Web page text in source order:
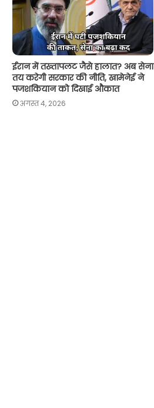
ईरान में तख्तापलट जैसे हालात? अब सेना
तय करेगी सरकार की नीति, खामेनेई ने
पजशकियान को दिखाई औकात
अगस्त 4, 2026